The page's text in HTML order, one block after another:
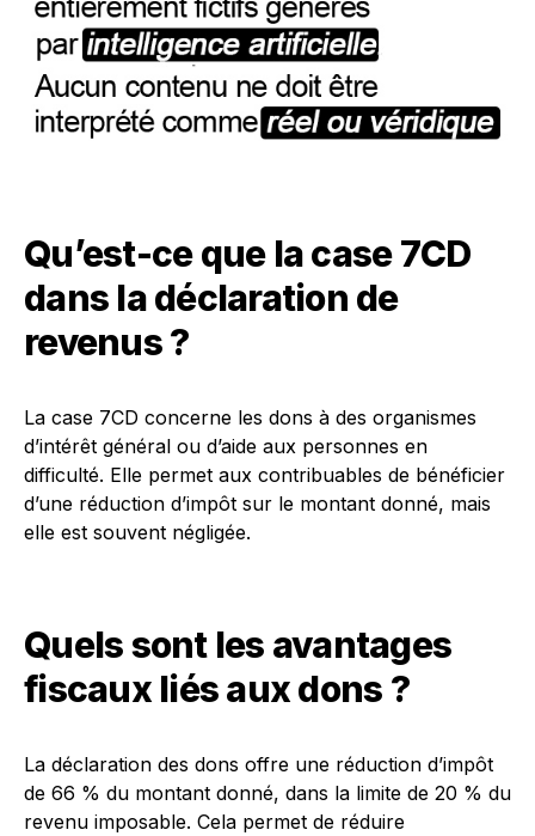
Qu’est-ce que la case 7CD
dans la déclaration de
revenus ?
La case 7CD concerne les dons à des organismes
d’intérêt général ou d’aide aux personnes en
difficulté. Elle permet aux contribuables de bénéficier
d’une réduction d’impôt sur le montant donné, mais
elle est souvent négligée.
Quels sont les avantages
fiscaux liés aux dons ?
La déclaration des dons offre une réduction d’impôt
de 66 % du montant donné, dans la limite de 20 % du
revenu imposable. Cela permet de réduire